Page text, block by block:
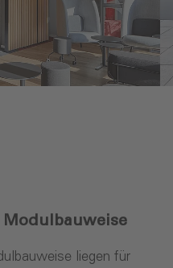
Modulbauweise
liegen für